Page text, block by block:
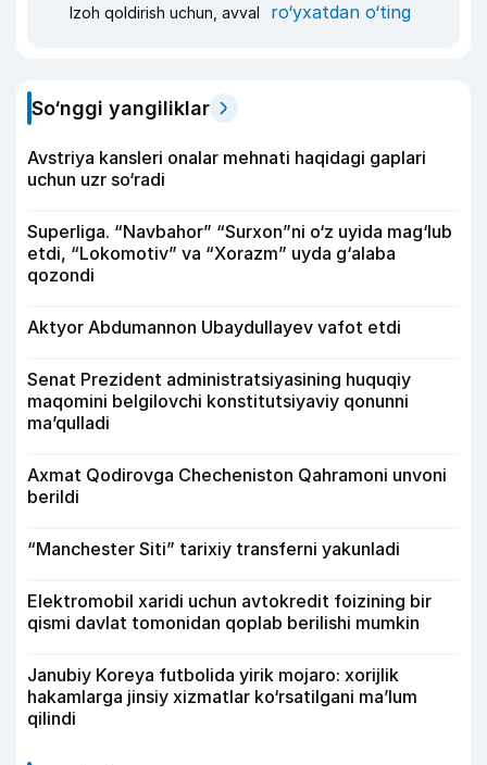
Izoh qoldirish uchun, avval ro‘yxatdan o‘ting
So‘nggi yangiliklar
Avstriya kansleri onalar mehnati haqidagi gaplari
uchun uzr so‘radi
Superliga. “Navbahor” “Surxon”ni o‘z uyida mag‘lub
etdi, “Lokomotiv” va “Xorazm” uyda g‘alaba
qozondi
Aktyor Abdu­mannon Ubaydullayev vafot etdi
Senat Prezident administratsiyasining huquqiy
maqomini belgilovchi konstitutsiyaviy qonunni
ma’qulladi
Axmat Qodirovga Checheniston Qahramoni unvoni
berildi
“Manchester Siti” tarixiy transferni yakunladi
Elektromobil xaridi uchun avtokredit foizining bir
qismi davlat tomonidan qoplab berilishi mumkin
Janubiy Koreya futbolida yirik mojaro: xorijlik
hakamlarga jinsiy xizmatlar ko‘rsatilgani ma’lum
qilindi